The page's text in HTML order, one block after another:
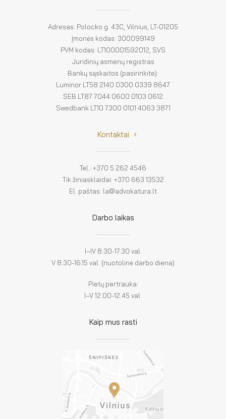
Adresas: Polocko g. 43C, Vilnius, LT-01205
Įmonės kodas: 300099149
PVM kodas: LT100001592012, SVS
Juridinių asmenų registras
Bankų sąskaitos (pasirinkite):
Luminor LT58 2140 0300 0339 8647
SEB LT87 7044 0600 0103 0612
Swedbank LT10 7300 0101 4063 3871
Kontaktai
Tel.: +370 5 262 4546
Tik žiniasklaidai: +370 663 13532
El. paštas: la@advokatura.lt
Darbo laikas
I–IV 8.30-17.30 val.
V 8.30-16.15 val. (nuotolinė darbo diena)
Pietų pertrauka:
I–V 12.00-12.45 val.
Kaip mus rasti